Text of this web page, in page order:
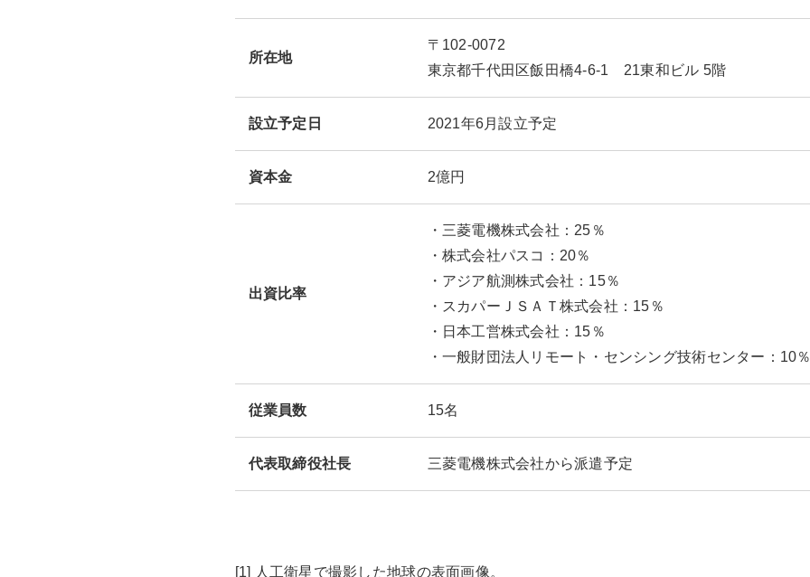
所在地
〒102-0072
東京都千代田区飯田橋4-6-1 21東和ビル 5階
設立予定日 2021年6月設立予定
資本金 2億円
出資比率
・三菱電機株式会社：25％
・株式会社パスコ：20％
・アジア航測株式会社：15％
・スカパーＪＳＡＴ株式会社：15％
・日本工営株式会社：15％
・一般財団法人リモート・センシング技術センター：10
従業員数 15名
代表取締役社長 三菱電機株式会社から派遣予定
[1]
人工衛星で撮影した地球の表面画像。